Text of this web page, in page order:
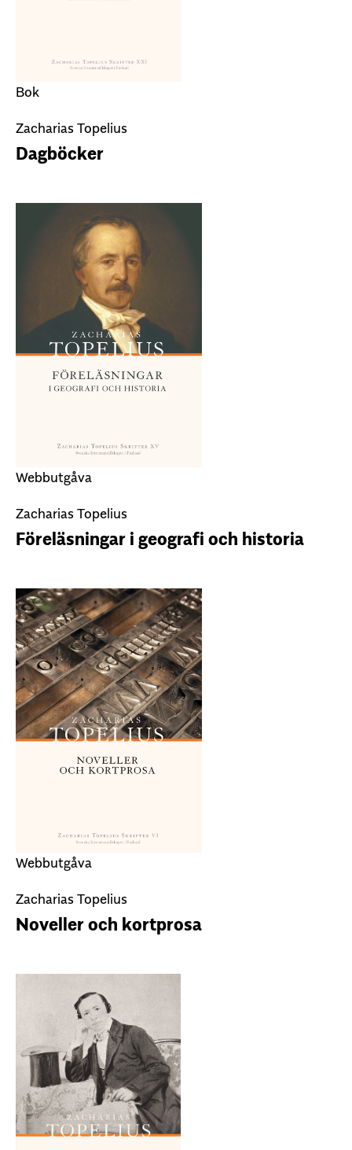
Bok
Zacharias Topelius
Dagböcker
Webbutgåva
Zacharias Topelius
Föreläsningar i geografi och historia
Webbutgåva
Zacharias Topelius
Noveller och kortprosa